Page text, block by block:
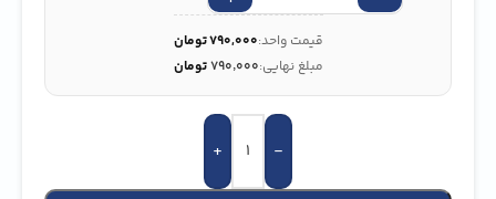
قیمت واحد:790,000تومان
مبلغ نهایی:۷۹۰٬۰۰۰تومان
-
+